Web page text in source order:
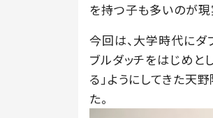
を持つ子も多いのが現
今回は、大学時代に
ブルダッチをはじめと
る」ようにしてきた天
た。